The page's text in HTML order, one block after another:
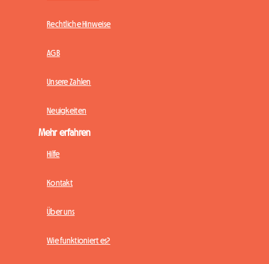
Rechtliche Hinweise
AGB
Unsere Zahlen
Neuigkeiten
Mehr erfahren
Hilfe
Kontakt
Über uns
Wie funktioniert es?